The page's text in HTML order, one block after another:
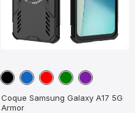
NoirBleuRouge
VertViolet
Coque Samsung Galaxy A17 5G
Armor